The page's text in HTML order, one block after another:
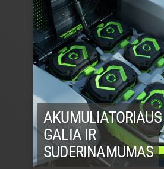
AKUMULIATORIAUS
GALIA IR
SUDERINAMUMAS